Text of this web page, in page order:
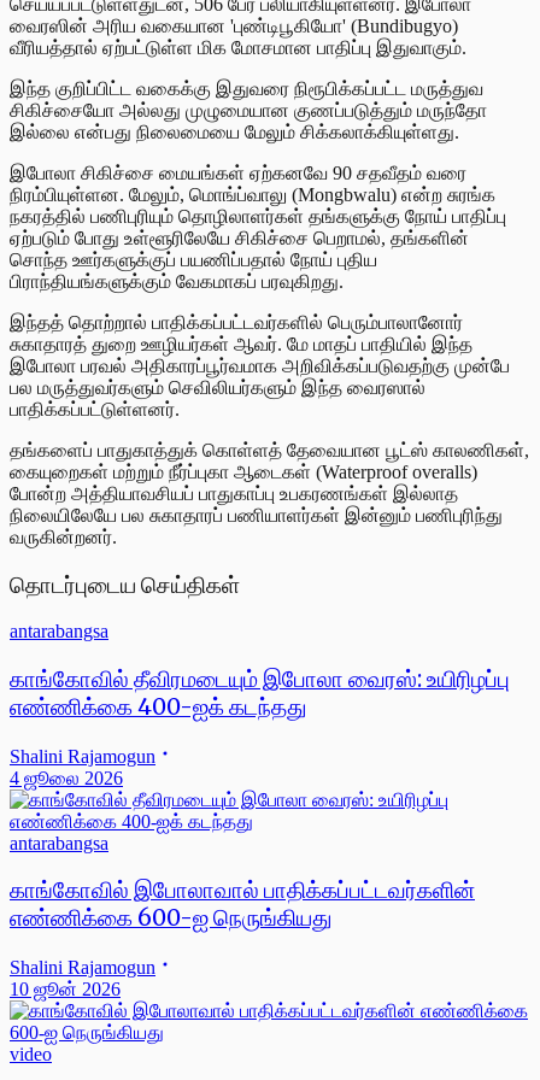
வைரஸின் அரிய வகையான 'புண்டிபூகியோ' (Bundibugyo)
வீரியத்தால் ஏற்பட்டுள்ள மிக மோசமான பாதிப்பு இதுவாகும்.
இந்த குறிப்பிட்ட வகைக்கு இதுவரை நிரூபிக்கப்பட்ட மருத்துவ
சிகிச்சையோ அல்லது முழுமையான குணப்படுத்தும் மருந்தோ
இல்லை என்பது நிலைமையை மேலும் சிக்கலாக்கியுள்ளது.
இபோலா சிகிச்சை மையங்கள் ஏற்கனவே 90 சதவீதம் வரை
நிரம்பியுள்ளன. மேலும், மொங்ப்வாலு (Mongbwalu) என்ற சுரங்க
நகரத்தில் பணிபுரியும் தொழிலாளர்கள் தங்களுக்கு நோய் பாதிப்பு
ஏற்படும் போது உள்ளூரிலேயே சிகிச்சை பெறாமல், தங்களின்
சொந்த ஊர்களுக்குப் பயணிப்பதால் நோய் புதிய
பிராந்தியங்களுக்கும் வேகமாகப் பரவுகிறது.
இந்தத் தொற்றால் பாதிக்கப்பட்டவர்களில் பெரும்பாலானோர்
சுகாதாரத் துறை ஊழியர்கள் ஆவர். மே மாதப் பாதியில் இந்த
இபோலா பரவல் அதிகாரப்பூர்வமாக அறிவிக்கப்படுவதற்கு முன்பே
பல மருத்துவர்களும் செவிலியர்களும் இந்த வைரஸால்
பாதிக்கப்பட்டுள்ளனர்.
தங்களைப் பாதுகாத்துக் கொள்ளத் தேவையான பூட்ஸ் காலணிகள்,
கையுறைகள் மற்றும் நீர்ப்புகா ஆடைகள் (Waterproof overalls)
போன்ற அத்தியாவசியப் பாதுகாப்பு உபகரணங்கள் இல்லாத
நிலையிலேயே பல சுகாதாரப் பணியாளர்கள் இன்னும் பணிபுரிந்து
வருகின்றனர்.
தொடர்புடைய செய்திகள்
antarabangsa
காங்கோவில் தீவிரமடையும் இபோலா வைரஸ்: உயிரிழப்பு
எண்ணிக்கை 400-ஐக் கடந்தது
Shalini Rajamogun
4 ஜூலை 2026
antarabangsa
காங்கோவில் இபோலாவால் பாதிக்கப்பட்டவர்களின்
எண்ணிக்கை 600-ஐ நெருங்கியது
Shalini Rajamogun
10 ஜூன் 2026
video